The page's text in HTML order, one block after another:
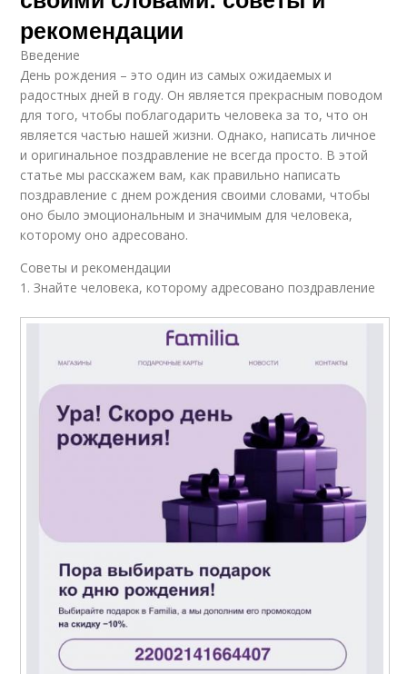
Признание в
Уважение в
поздравлении
Позитивные люди
Уважение к
позитивному
человеку
Человек в жизни
Человек в трудные
моменты
рекомендации
Введение
День рождения – это один из самых ожидаемых и
радостных дней в году. Он является прекрасным поводом
для того, чтобы поблагодарить человека за то, что он
является частью нашей жизни. Однако, написать личное
и оригинальное поздравление не всегда просто. В этой
статье мы расскажем вам, как правильно написать
поздравление с днем рождения своими словами, чтобы
оно было эмоциональным и значимым для человека,
которому оно адресовано.
Советы и рекомендации
1. Знайте человека, которому адресовано поздравление